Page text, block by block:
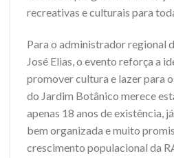
recreativas e culturais para
Para o administrador regional
José Elias, o evento reforça a
promover cultura e lazer para
do Jardim Botânico merece
apenas 18 anos de existência,
bem organizada e muito
crescimento populacional da